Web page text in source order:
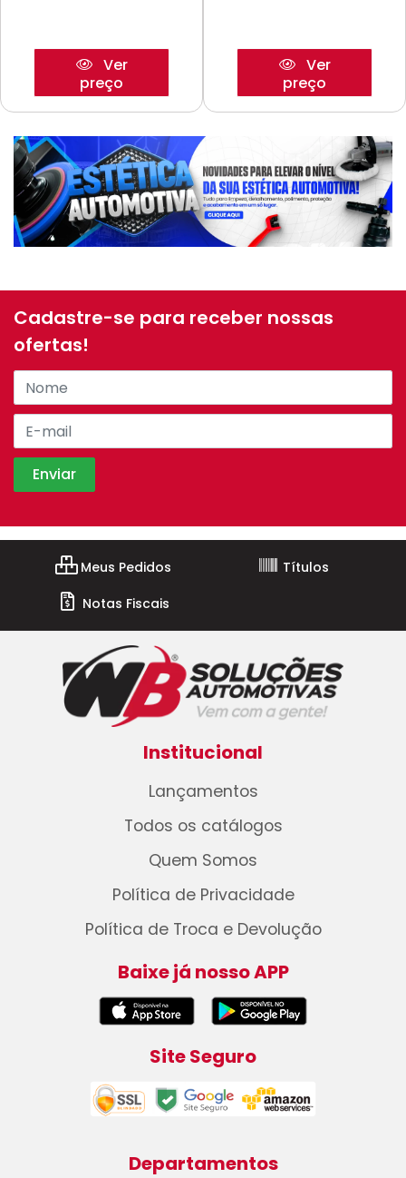
Ver
preço
Ver
preço
Cadastre-se para receber nossas
ofertas!
Meus Pedidos
Títulos
Notas Fiscais
Institucional
Lançamentos
Todos os catálogos
Quem Somos
Política de Privacidade
Política de Troca e Devolução
Baixe já nosso APP
Site Seguro
Departamentos